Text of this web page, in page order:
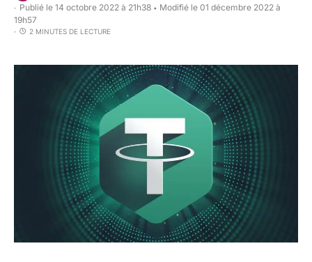
Publié le 14 octobre 2022 à 21h38 • Modifié le 01 décembre 2022 à
19h57
2 MINUTES DE LECTURE